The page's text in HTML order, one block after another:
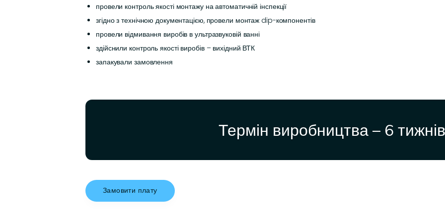
провели контроль якості монтажу на автоматичній інспекції
згідно з технічною документацією, провели монтаж dip-компонентів
провели відмивання виробів в ультразвуковій ванні
здійснили контроль якості виробів – вихідний ВТК
запакували замовлення
Термін виробництва – 6
Замовити плату